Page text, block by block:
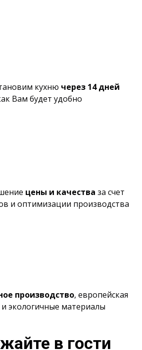
кухню через 14 дней
Вам будет удобно
цены и качества за счет
и оптимизации производства
производство, европейская
экологичные материалы
в гости